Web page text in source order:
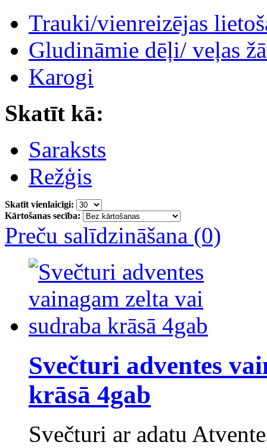
Trauki/vienreizējas
Gludināmie dēļi/ veļas
Karogi
Skatīt kā:
Saraksts
Režģis
Skatīt vienlaicīgi:
Kārtošanas secība:
Preču salīdzināšana (0)
Svečturi adventes
krāsā 4gab
Svečturi ar adatu